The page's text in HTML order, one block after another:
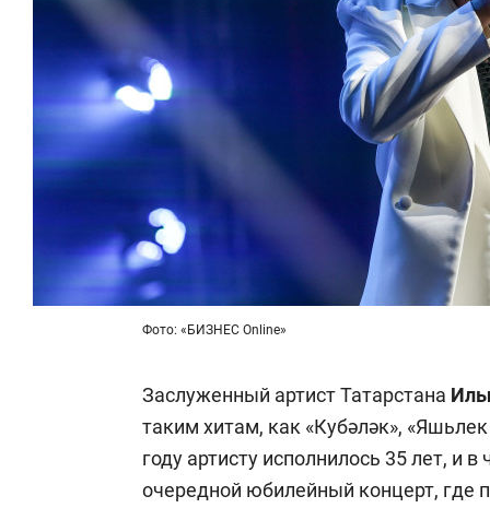
Фото: «БИЗНЕС Online»
Заслуженный артист Татарстана
таким хитам, как «Кубәләк»,
году артисту исполнилось 35 лет, и
очередной юбилейный концерт, где